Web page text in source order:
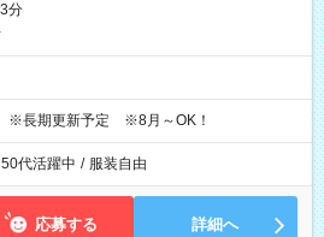
分
※長期更新予定 ※8月～OK！
代活躍中 / 服装自由
応募する 詳細へ